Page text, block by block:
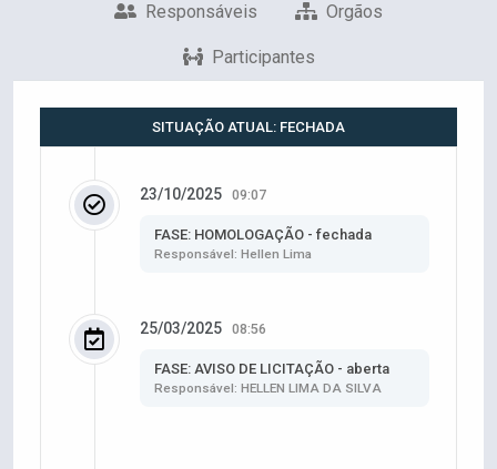
Responsáveis Orgãos
Participantes
SITUAÇÃO ATUAL: FECHADA
23/10/2025 09:07
FASE: HOMOLOGAÇÃO - fechada
Responsável: Hellen Lima
25/03/2025 08:56
FASE: AVISO DE LICITAÇÃO - aberta
Responsável: HELLEN LIMA DA SILVA